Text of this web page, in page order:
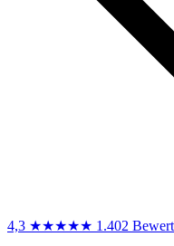
4,3 ★★★★★ 1.402